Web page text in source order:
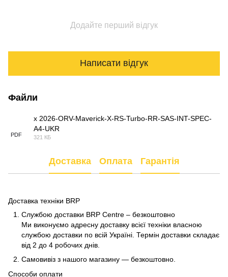
Додайте перший відгук
Написати відгук
Файли
PDF
x 2026-ORV-Maverick-X-RS-Turbo-RR-SAS-INT-SPEC-
A4-UKR
321 КБ
Доставка Оплата Гарантія
Доставка техніки BRP
Службою доставки BRP Centre – безкоштовно
Ми виконуємо адресну доставку всієї техніки власною
службою доставки по всій Україні. Термін доставки складає
від 2 до 4 робочих днів.
Самовивіз з нашого магазину — безкоштовно.
Способи оплати